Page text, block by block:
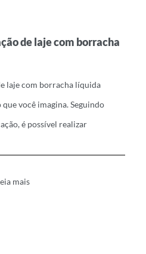
de laje com borracha
laje com borracha líquida
você imagina. Seguindo
é possível realizar
mais